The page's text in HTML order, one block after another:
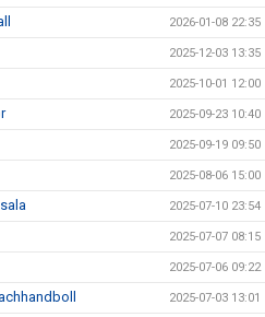
2026-01-08 22:35
2025-12-03 13:35
2025-10-01 12:00
2025-09-23 10:40
2025-09-19 09:50
2025-08-06 15:00
2025-07-10 23:54
2025-07-07 08:15
2025-07-06 09:22
2025-07-03 13:01